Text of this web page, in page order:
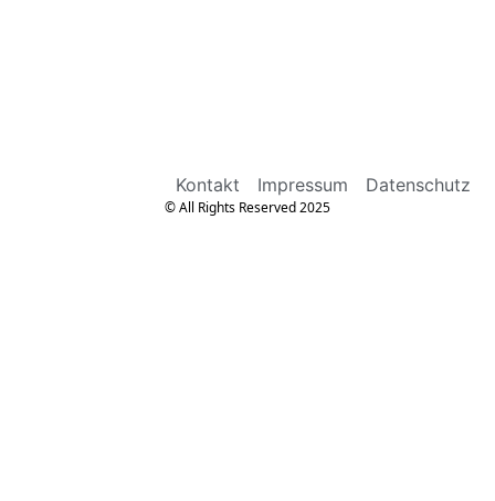
Kontakt Impressum Datenschutz
© All Rights Reserved 2025